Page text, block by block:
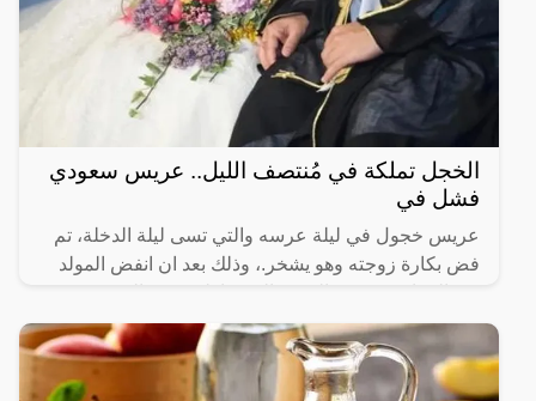
الخجل تملكة في مُنتصف الليل.. عريس سعودي
فشل في
عريس خجول في ليلة عرسه والتي تسى ليلة الدخلة، تم
فض بكارة زوجته وهو يشخر.، وذلك بعد ان انفض المولد
المحتاس وحيدا